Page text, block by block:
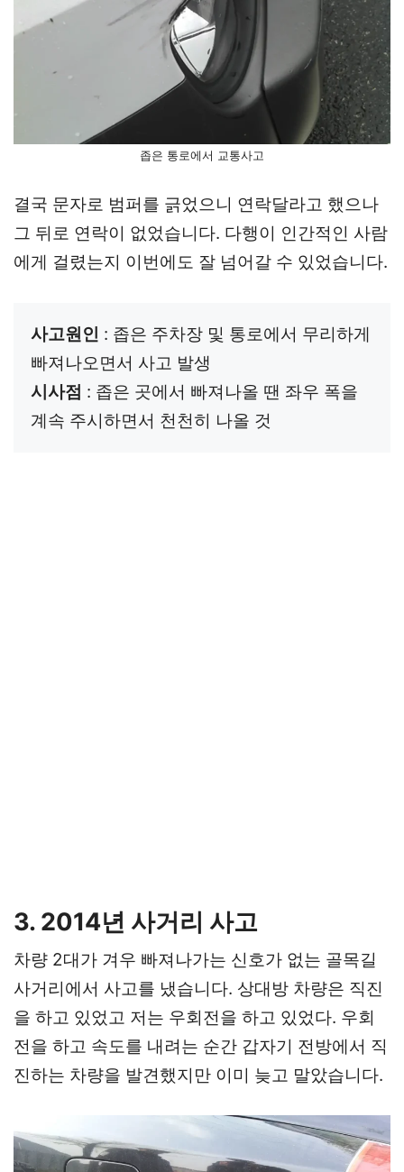
좁은 통로에서 교통사고
결국 문자로 범퍼를 긁었으니 연락달라고 했으나
그 뒤로 연락이 없었습니다. 다행이 인간적인 사람
에게 걸렸는지 이번에도 잘 넘어갈 수 있었습니다.
사고원인 : 좁은 주차장 및 통로에서 무리하게
시사점 : 좁은 곳에서 빠져나올 땐 좌우 폭을
계속 주시하면서 천천히 나올 것
3. 2014년 사거리 사고
차량 2대가 겨우 빠져나가는 신호가 없는 골목길
사거리에서 사고를 냈습니다. 상대방 차량은 직진
을 하고 있었고 저는 우회전을 하고 있었다. 우회
전을 하고 속도를 내려는 순간 갑자기 전방에서 직
진하는 차량을 발견했지만 이미 늦고 말았습니다.